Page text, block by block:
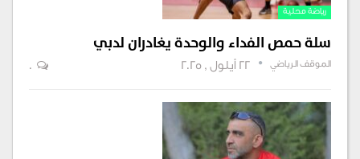
رياضة محلية
سلة حمص الفداء والوحدة يغادران لدبي
الموقف الرياضي 22 أيلول , 2025 0